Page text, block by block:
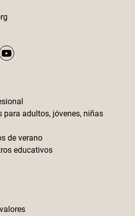
para adultos, jóvenes, niñas
de verano
educativos